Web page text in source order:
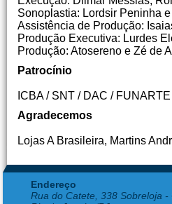
Sonoplastia: Lordsir Peninha
Assistência de Produção:
Produção Executiva: Lurdes
Produção: Atosereno e Zé de
Patrocínio
ICBA / SNT / DAC /
Agradecemos
Lojas A Brasileira, Martins
Endereço
Rua do Catete, 338 Sobreloja -